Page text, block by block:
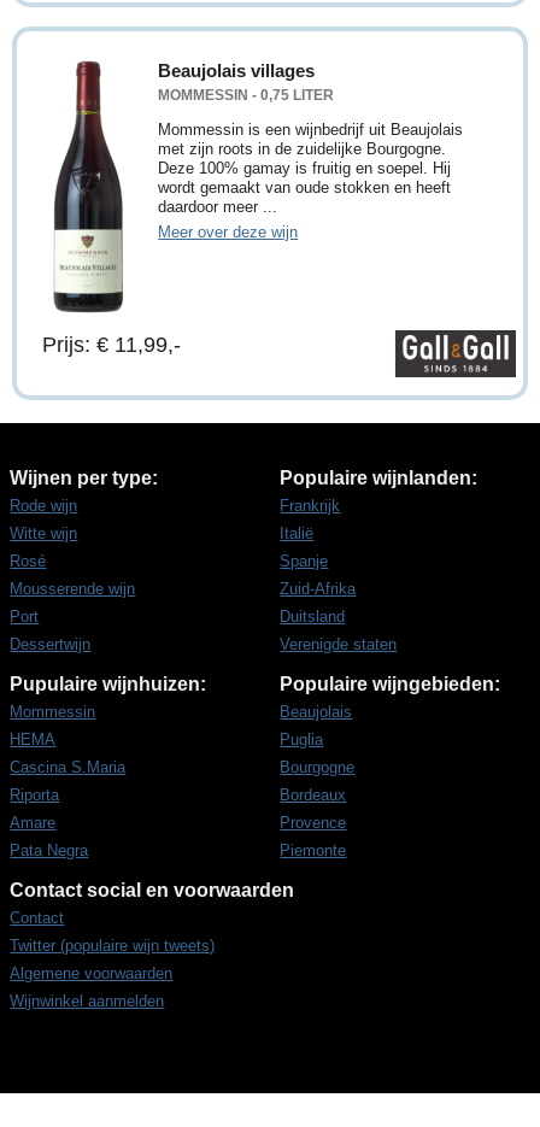
Beaujolais villages
MOMMESSIN - 0,75 LITER
Mommessin is een wijnbedrijf uit Beaujolais
met zijn roots in de zuidelijke Bourgogne.
Deze 100% gamay is fruitig en soepel. Hij
wordt gemaakt van oude stokken en heeft
daardoor meer ...
Meer over deze wijn
Prijs: € 11,99,-
Wijnen per type:
Rode wijn
Witte wijn
Rosé
Mousserende wijn
Port
Dessertwijn
Populaire wijnlanden:
Frankrijk
Italië
Spanje
Zuid-Afrika
Duitsland
Verenigde staten
Pupulaire wijnhuizen:
Mommessin
HEMA
Cascina S.Maria
Riporta
Amare
Pata Negra
Populaire wijngebieden:
Beaujolais
Puglia
Bourgogne
Bordeaux
Provence
Piemonte
Contact social en voorwaarden
Contact
Twitter (populaire wijn tweets)
Algemene voorwaarden
Wijnwinkel aanmelden